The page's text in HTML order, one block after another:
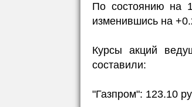
По состоянию на
изменившись на
Курсы акций
составили:
"Газпром": 123.10